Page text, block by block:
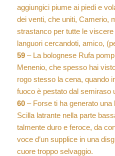
aggiungici piume ai piedi e
dei venti, che uniti, Camerio,
strastanco per tutte le
languori cercandoti, amico,
59– La bolognese Rufa
Menenio, che spesso hai
rogo stesso la cena, quando
fuoco è pestato dal semiraso
60– Forse ti ha generato una
Scilla latrante nella parte
talmente duro e feroce, da
voce d’un supplice in una
cuore troppo selvaggio.